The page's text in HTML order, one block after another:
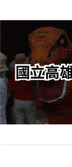
轉
要
內
容